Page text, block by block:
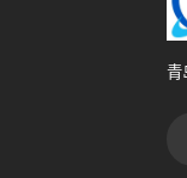
青